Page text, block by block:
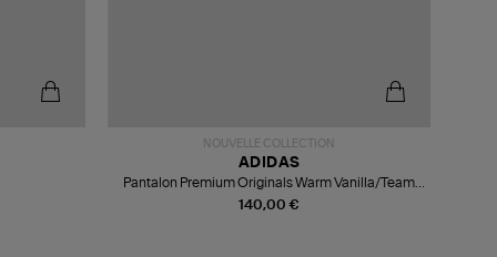
NOUVELLE COLLECTION
140,00 €
ADIDAS
Pantalon Premium Originals Warm Vanilla/Team
Victory Red